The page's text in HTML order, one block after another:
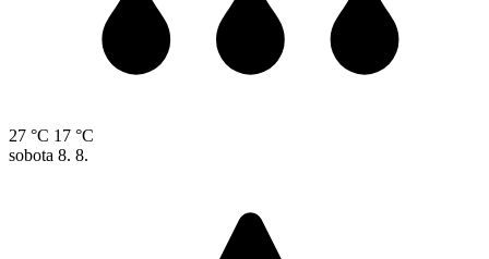
27 °C 17 °C
sobota 8. 8.